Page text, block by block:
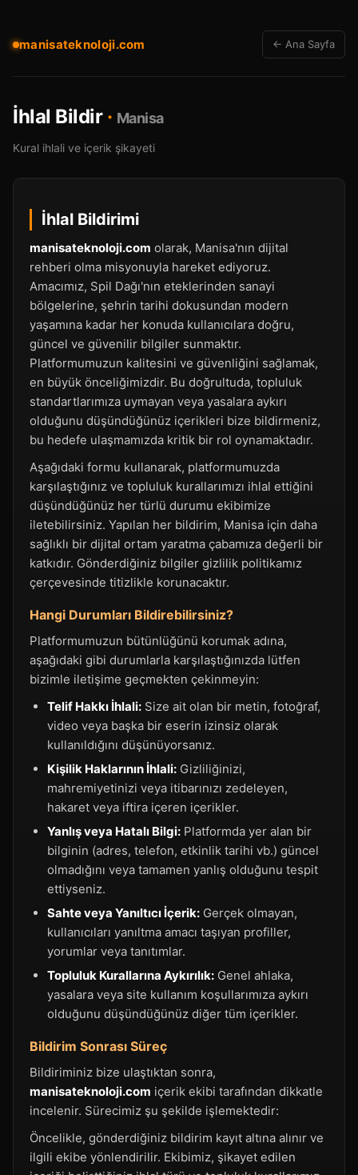
manisateknoloji.com ← Ana Sayfa
İhlal Bildir · Manisa
Kural ihlali ve içerik şikayeti
İhlal Bildirimi
manisateknoloji.com olarak, Manisa'nın dijital
rehberi olma misyonuyla hareket ediyoruz.
Amacımız, Spil Dağı'nın eteklerinden sanayi
bölgelerine, şehrin tarihi dokusundan modern
yaşamına kadar her konuda kullanıcılara doğru,
güncel ve güvenilir bilgiler sunmaktır.
Platformumuzun kalitesini ve güvenliğini sağlamak,
en büyük önceliğimizdir. Bu doğrultuda, topluluk
standartlarımıza uymayan veya yasalara aykırı
olduğunu düşündüğünüz içerikleri bize bildirmeniz,
bu hedefe ulaşmamızda kritik bir rol oynamaktadır.
Aşağıdaki formu kullanarak, platformumuzda
karşılaştığınız ve topluluk kurallarımızı ihlal ettiğini
düşündüğünüz her türlü durumu ekibimize
iletebilirsiniz. Yapılan her bildirim, Manisa için daha
sağlıklı bir dijital ortam yaratma çabamıza değerli bir
katkıdır. Gönderdiğiniz bilgiler gizlilik politikamız
çerçevesinde titizlikle korunacaktır.
Hangi Durumları Bildirebilirsiniz?
Platformumuzun bütünlüğünü korumak adına,
aşağıdaki gibi durumlarla karşılaştığınızda lütfen
bizimle iletişime geçmekten çekinmeyin:
Telif Hakkı İhlali: Size ait olan bir metin, fotoğraf,
video veya başka bir eserin izinsiz olarak
kullanıldığını düşünüyorsanız.
Kişilik Haklarının İhlali: Gizliliğinizi,
mahremiyetinizi veya itibarınızı zedeleyen,
hakaret veya iftira içeren içerikler.
Yanlış veya Hatalı Bilgi: Platformda yer alan bir
bilginin (adres, telefon, etkinlik tarihi vb.) güncel
olmadığını veya tamamen yanlış olduğunu tespit
ettiyseniz.
Sahte veya Yanıltıcı İçerik: Gerçek olmayan,
kullanıcıları yanıltma amacı taşıyan profiller,
yorumlar veya tanıtımlar.
Topluluk Kurallarına Aykırılık: Genel ahlaka,
yasalara veya site kullanım koşullarımıza aykırı
olduğunu düşündüğünüz diğer tüm içerikler.
Bildirim Sonrası Süreç
Bildiriminiz bize ulaştıktan sonra,
manisateknoloji.com içerik ekibi tarafından dikkatle
incelenir. Sürecimiz şu şekilde işlemektedir:
Öncelikle, gönderdiğiniz bildirim kayıt altına alınır ve
ilgili ekibe yönlendirilir. Ekibimiz, şikayet edilen